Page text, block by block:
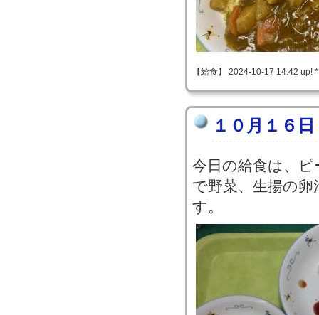
【給食】 2024-10-17 14:42 up!
１０月１６
今日の給食は、
で野菜、生揚の
す。